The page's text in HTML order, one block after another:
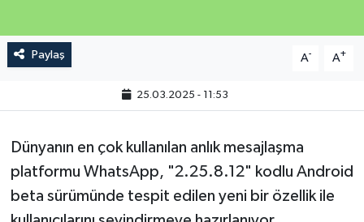
Paylaş A- A+
25.03.2025 - 11:53
Dünyanın en çok kullanılan anlık mesajlaşma
platformu WhatsApp, "2.25.8.12" kodlu Android
beta sürümünde tespit edilen yeni bir özellik ile